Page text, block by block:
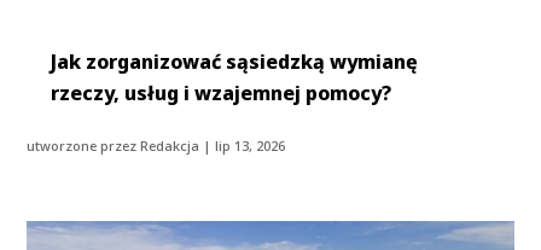
Jak zorganizować sąsiedzką wymianę
rzeczy, usług i wzajemnej pomocy?
utworzone przezRedakcja |lip 13, 2026